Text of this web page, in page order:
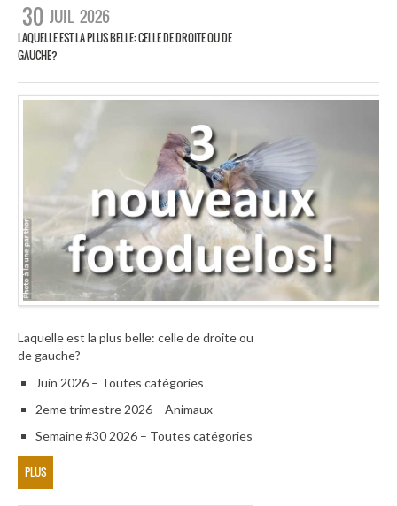
30 JUIL 2026
LAQUELLE EST LA PLUS BELLE: CELLE DE DROITE OU DE
GAUCHE?
Laquelle est la plus belle: celle de droite ou
de gauche?
Juin 2026 – Toutes catégories
2eme trimestre 2026 – Animaux
Semaine #30 2026 – Toutes catégories
PLUS